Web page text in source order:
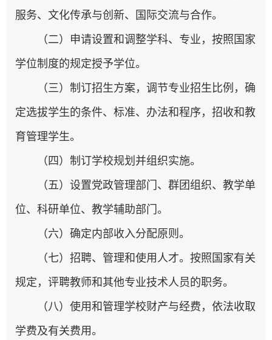
服务、文化传承与创新、国际交流与合作。
（二）申请设置和调整学科、专业，按照国家
学位制度的规定授予学位。
（三）制订招生方案，调节专业招生比例，确
定选拔学生的条件、标准、办法和程序，招收和教
育管理学生。
（四）制订学校规划并组织实施。
（五）设置党政管理部门、群团组织、教学单
位、科研单位、教学辅助部门。
（六）确定内部收入分配原则。
（七）招聘、管理和使用人才。按照国家有关
规定，评聘教师和其他专业技术人员的职务。
（八）使用和管理学校财产与经费，依法收取
学费及有关费用。